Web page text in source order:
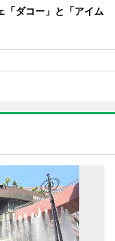
「ダコー」と「アイム